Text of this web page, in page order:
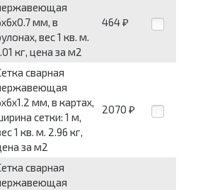
мм, в
вес 1 кв. м.
кг, цена за м2
464 ₽
сварная
мм, в картах,
сетки: 1 м,
1 кв. м. 2.96 кг,
за м2
2070 ₽
сварная